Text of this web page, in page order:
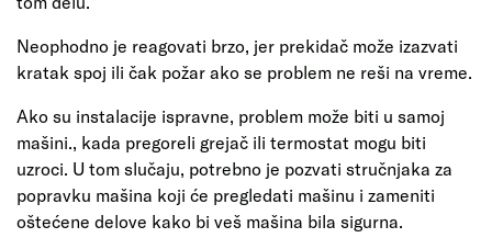
Neophodno je reagovati brzo, jer prekidač može izazvati
kratak spoj ili čak požar ako se problem ne reši na vreme.
Ako su instalacije ispravne, problem može biti u samoj
mašini., kada pregoreli grejač ili termostat mogu biti
uzroci. U tom slučaju, potrebno je pozvati stručnjaka za
popravku mašina koji će pregledati mašinu i zameniti
oštećene delove kako bi veš mašina bila sigurna.